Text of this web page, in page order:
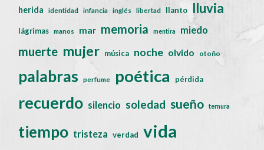
herida identidad infancia inglés libertad llanto lluvia
lágrimas manos mar memoria mentira miedo
muerte mujer música noche olvido otoño
palabras perfume poética pérdida
recuerdo silencio soledad sueño ternura
tiempo tristeza verdad vida